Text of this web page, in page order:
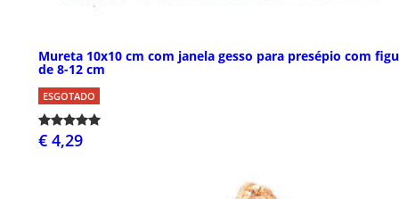
Mureta 10x10 cm com janela gesso para presépio com
de 8-12 cm
ESGOTADO
€ 4,29